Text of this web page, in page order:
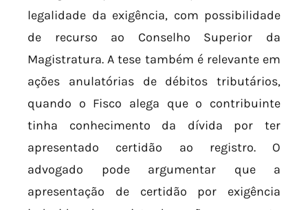
legalidade da exigência, com possibilidade
de recurso ao Conselho Superior da
Magistratura. A tese também é relevante em
ações anulatórias de débitos tributários,
quando o Fisco alega que o contribuinte
tinha conhecimento da dívida por ter
apresentado certidão ao registro. O
advogado pode argumentar que a
apresentação de certidão por exigência